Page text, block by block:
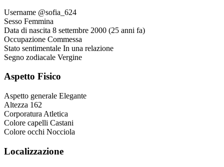
Username @sofia_624
Sesso Femmina
Data di nascita 8 settembre 2000 (25 anni fa)
Occupazione Commessa
Stato sentimentale In una relazione
Segno zodiacale Vergine
Aspetto Fisico
Aspetto generale Elegante
Altezza 162
Corporatura Atletica
Colore capelli Castani
Colore occhi Nocciola
Localizzazione